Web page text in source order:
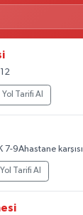
Yol Tarifi Al
7-9Ahastane karşısı
Yol Tarifi Al